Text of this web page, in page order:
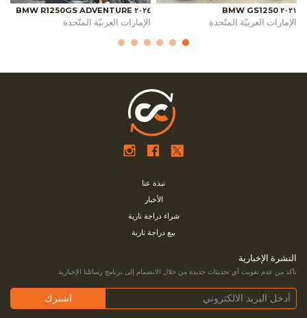
٢٠٢١ BMW GS1250
الإمارات العربيّة المتّحدة
٢٠٢٤ BMW R1250GS ADVENTURE
الإمارات العربيّة المتّحدة
نبذة عنا
الأخبار
شراء دراجة نارية
بيع دراجة نارية
النشرة الإخبارية
تأكد من عدم تفويت أي تحديثات جديدة من خلال الانضمام إلى برنامج رسائلنا الإخبارية.